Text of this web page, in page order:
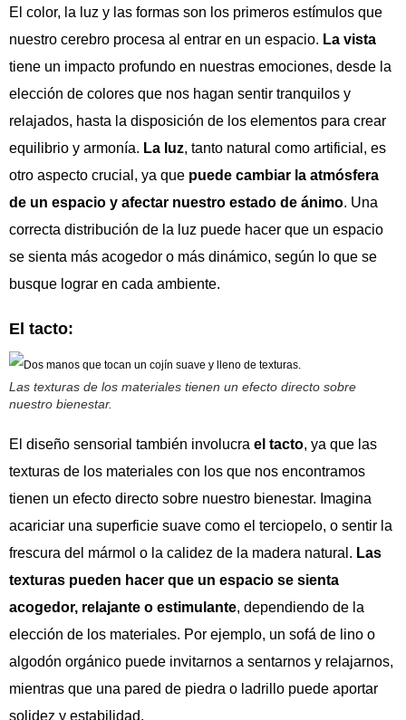
El color, la luz y las formas son los primeros estímulos que
nuestro cerebro procesa al entrar en un espacio. La vista
tiene un impacto profundo en nuestras emociones, desde la
elección de colores que nos hagan sentir tranquilos y
relajados, hasta la disposición de los elementos para crear
equilibrio y armonía. La luz, tanto natural como artificial, es
otro aspecto crucial, ya que puede cambiar la atmósfera
de un espacio y afectar nuestro estado de ánimo. Una
correcta distribución de la luz puede hacer que un espacio
se sienta más acogedor o más dinámico, según lo que se
busque lograr en cada ambiente.
El tacto:
Las texturas de los materiales tienen un efecto directo sobre
nuestro bienestar.
El diseño sensorial también involucra el tacto, ya que las
texturas de los materiales con los que nos encontramos
tienen un efecto directo sobre nuestro bienestar. Imagina
acariciar una superficie suave como el terciopelo, o sentir la
frescura del mármol o la calidez de la madera natural. Las
texturas pueden hacer que un espacio se sienta
acogedor, relajante o estimulante, dependiendo de la
elección de los materiales. Por ejemplo, un sofá de lino o
algodón orgánico puede invitarnos a sentarnos y relajarnos,
mientras que una pared de piedra o ladrillo puede aportar
solidez y estabilidad.